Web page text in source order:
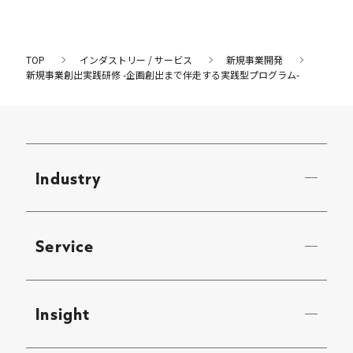
TOP インダストリー / サービス
新規事業開発
新規事業創出実践研修 -企画創出まで伴走する実践型プログラム-
Industry
Service
Insight